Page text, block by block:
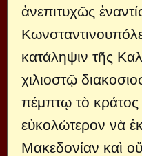
ἀνεπιτυχῶς
κατάληψιν τῆς
χιλιοστῷ
πέμπτῳ τὸ κράτος
εὐκολώτερον νὰ
Μακεδονίαν καὶ